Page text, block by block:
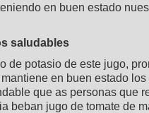
en buen estado
saludables
de potasio de este jugo,
en buen estado los
que as personas que
beban jugo de tomate de